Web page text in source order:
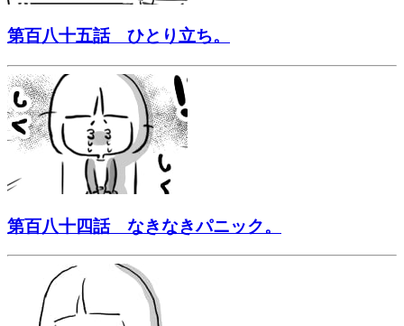
第百八十五話 ひとり立ち。
第百八十四話 なきなきパニック。